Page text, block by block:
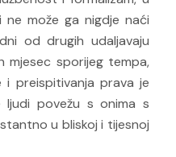
ne može ga nigdje naći
od drugih udaljavaju
mjesec sporijeg tempa,
i preispitivanja prava je
povežu s onima s
u bliskoj i tijesnoj